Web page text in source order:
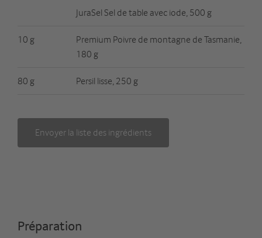
JuraSel Sel de table avec iode, 500 g
10 g
Premium Poivre de montagne de Tasmanie,
180 g
80 g Persil lisse, 250 g
Envoyer la liste des ingrédients
Préparation